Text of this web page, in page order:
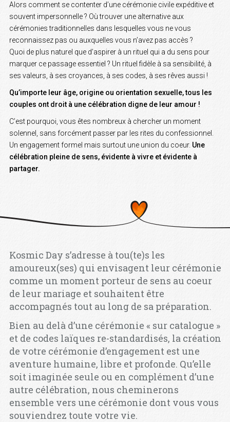
Alors comment se contenter d’une cérémonie civile expéditive et
souvent impersonnelle ? Où trouver une alternative aux
cérémonies traditionnelles dans lesquelles vous ne vous
reconnaissez pas ou auxquelles vous n’avez pas accès ?
Quoi de plus naturel que d’aspirer à un rituel qui a du sens pour
marquer ce passage essentiel ? Un rituel fidèle à sa sensibilité, à
ses valeurs, à ses croyances, à ses codes, à ses rêves aussi !
Qu’importe leur âge, origine ou orientation sexuelle, tous les
couples ont droit à une célébration digne de leur amour !
C’est pourquoi, vous êtes nombreux à chercher un moment
solennel, sans forcément passer par les rites du confessionnel.
Un engagement formel mais surtout une union du coeur. Une
célébration pleine de sens, évidente à vivre et évidente à
partager.
Kosmic Day s’adresse à tou(te)s les
amoureux(ses) qui envisagent leur cérémonie
comme un moment porteur de sens au coeur
de leur mariage et souhaitent être
accompagnés tout au long de sa préparation.
Bien au delà d’une cérémonie « sur catalogue »
et de codes laïques re-standardisés, la création
de votre cérémonie d’engagement est une
aventure humaine, libre et profonde. Qu’elle
soit imaginée seule ou en complément d’une
autre célébration, nous cheminerons
ensemble vers une cérémonie dont vous vous
souviendrez toute votre vie.